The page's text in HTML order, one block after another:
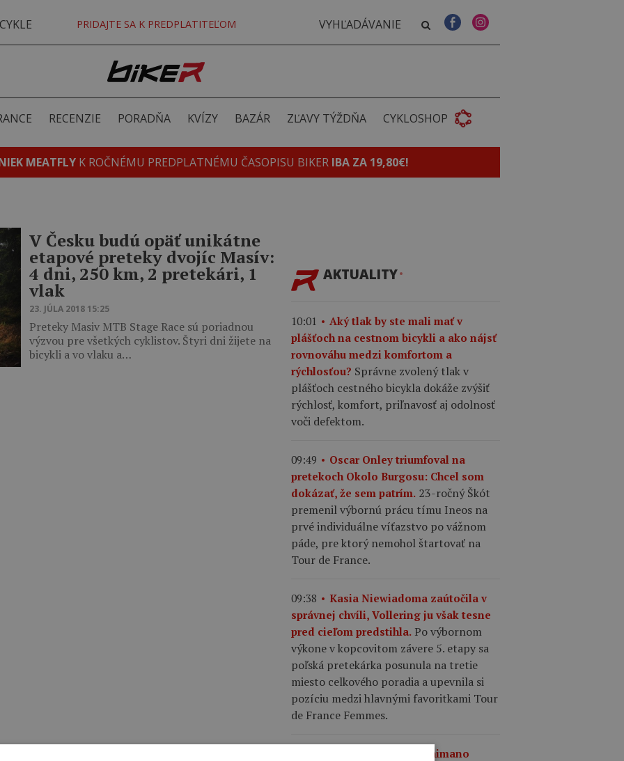
PRIDAJTE SA K PREDPLATITEĽOM
RECENZIE PORADŇA KVÍZY BAZÁR ZĽAVY TÝŽDŇA CYKLOSHOP
MEATFLY K ROČNÉMU PREDPLATNÉMU ČASOPISU BIKER IBA ZA 19,80€!
V Česku budú opäť unikátne
etapové preteky dvojíc Masív:
4 dni, 250 km, 2 pretekári, 1
vlak
23. JÚLA 2018 15:25
Preteky Masiv MTB Stage Race sú poriadnou
výzvou pre všetkých cyklistov. Štyri dni žijete na
bicykli a vo vlaku a…
AKTUALITY
10:01
Aký tlak by ste mali mať v
plášťoch na cestnom bicykli a ako nájsť
rovnováhu medzi komfortom a
rýchlosťou? Správne zvolený tlak v
plášťoch cestného bicykla dokáže zvýšiť
rýchlosť, komfort, priľnavosť aj odolnosť
voči defektom.
09:49
Oscar Onley triumfoval na
pretekoch Okolo Burgosu: Chcel som
dokázať, že sem patrím. 23-ročný Škót
premenil výbornú prácu tímu Ineos na
prvé individuálne víťazstvo po vážnom
páde, pre ktorý nemohol štartovať na
Tour de France.
09:38
Kasia Niewiadoma zaútočila v
správnej chvíli, Vollering ju však tesne
pred cieľom predstihla. Po výbornom
výkone v kopcovitom závere 5. etapy sa
poľská pretekárka posunula na tretie
miesto celkového poradia a upevnila si
pozíciu medzi hlavnými favoritkami Tour
de France Femmes.
VIDEO | Motorkár Shimano